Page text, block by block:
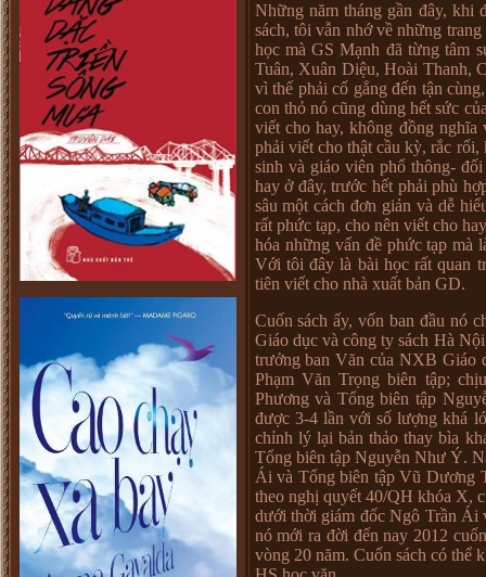
Những năm tháng gần đây, khi
sách, tôi vẫn nhớ về những
học mà GS Mạnh đã từng tâm
Tuân, Xuân Diệu, Hoài Thanh,
vì thế phải cố gắng đến tận
con thỏ nó cũng dùng hết sức
viết cho hay, không đồng
phải viết cho thật cầu kỳ, rắc
sinh và giáo viên phổ thông-
hay ở đây, trước hết phải phù
sâu một cách đơn giản và dễ
rất phức tạp, cho nên viết cho
hóa những vấn đề phức tạp mà
Với tôi đây là bài học rất quan
tiên viết cho nhà xuất bản GD.
Cuốn sách ấy, vốn ban đầu nó
Giáo dục và công ty sách Hà
trưởng ban Văn của NXB Giáo
Phạm Văn Trọng biên tập;
Phương và Tổng biên tập
được 3-4 lần với số lượng khá
chỉnh lý lại bản thảo thay bìa
Tổng biên tập Nguyễn Như Ý.
Ái và Tổng biên tập Vũ Dương
theo nghị quyết 40/QH khóa X,
dưới thời giám đốc Ngô Trần Ái
nó mới ra đời đến nay 2012
vòng 20 năm. Cuốn sách có thể